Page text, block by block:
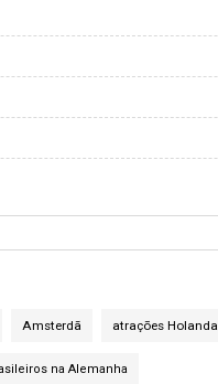
Amsterdã atrações Holanda
na Alemanha